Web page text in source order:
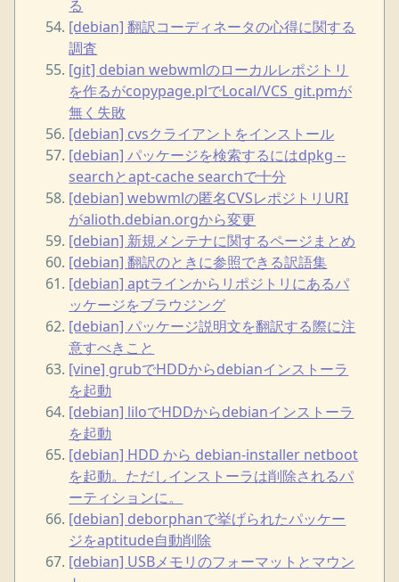
る
[debian] 翻訳コーディネータの心得に関する
調査
[git] debian webwmlのローカルレポジトリ
を作るがcopypage.plでLocal/VCS_git.pmが
無く失敗
[debian] cvsクライアントをインストール
[debian] パッケージを検索するにはdpkg --
searchとapt-cache searchで十分
[debian] webwmlの匿名CVSレポジトリURI
がalioth.debian.orgから変更
[debian] 新規メンテナに関するページまとめ
[debian] 翻訳のときに参照できる訳語集
[debian] aptラインからリポジトリにあるパ
ッケージをブラウジング
[debian] パッケージ説明文を翻訳する際に注
意すべきこと
[vine] grubでHDDからdebianインストーラ
を起動
[debian] liloでHDDからdebianインストーラ
を起動
[debian] HDD から debian-installer netboot
を起動。ただしインストーラは削除されるパ
ーティションに。
[debian] deborphanで挙げられたパッケー
ジをaptitude自動削除
[debian] USBメモリのフォーマットとマウン